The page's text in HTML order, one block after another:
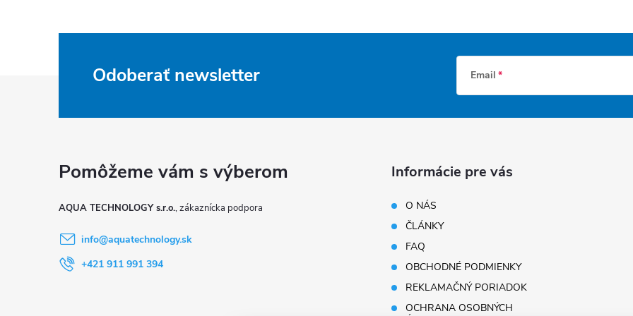
Odoberať newsletter Email
AQUA TECHNOLOGY s.r.o.
info@aquatechnology.sk
+421 911 991 394
Informácie pre vás
O NÁS
ČLÁNKY
FAQ
OBCHODNÉ PODMIENKY
REKLAMAČNÝ PORIADOK
OCHRANA OSOBNÝCH